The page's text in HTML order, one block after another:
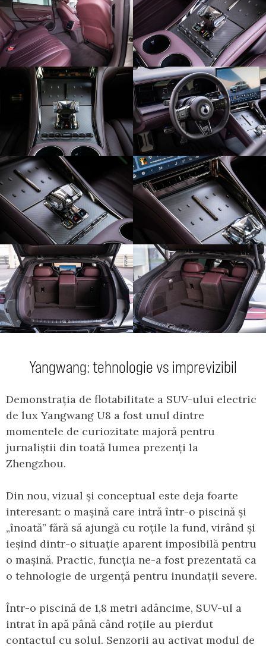
Yangwang: tehnologie vs imprevizibil
Demonstrația de flotabilitate a SUV-ului electric
de lux Yangwang U8 a fost unul dintre
momentele de curiozitate majoră pentru
jurnaliștii din toată lumea prezenți la
Zhengzhou.
Din nou, vizual și conceptual este deja foarte
interesant: o mașină care intră într-o piscină și
„înoată” fără să ajungă cu roțile la fund, virând și
ieșind dintr-o situație aparent imposibilă pentru
o mașină. Practic, funcția ne-a fost prezentată ca
o tehnologie de urgență pentru inundații severe.
Într-o piscină de 1,8 metri adâncime, SUV-ul a
intrat în apă până când roțile au pierdut
contactul cu solul. Senzorii au activat modul de